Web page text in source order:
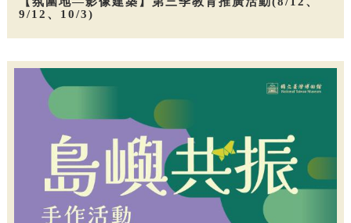
9/12、10/3)